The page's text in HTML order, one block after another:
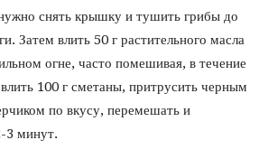
снять крышку и тушить грибы до
Затем влить 50 г растительного масла
огне, часто помешивая, в течение
100 г сметаны, притрусить черным
по вкусу, перемешать и
3 минут.